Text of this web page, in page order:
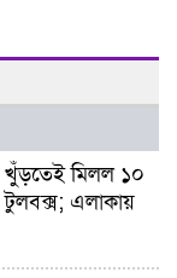
খুঁড়তেই মিলল ১০
টুলবক্স; এলাকায়